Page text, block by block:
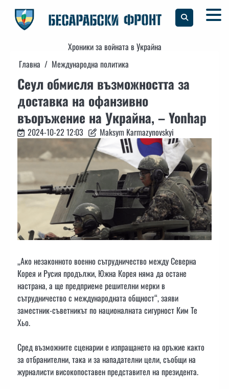
content
Хроники за войната в Украйна
Главна
Международна политика
Сеул обмисля възможността за
доставка на офанзивно
въоръжение на Украйна, – Yonhap
2024-10-22 12:03 Maksym Karmazynovskyi
„Ако незаконното военно сътрудничество между Северна
Корея и Русия продължи, Южна Корея няма да остане
настрана, а ще предприеме решителни мерки в
сътрудничество с международната общност“, заяви
заместник-съветникът по националната сигурност Ким Те
Хьо.
Сред възможните сценарии е изпращането на оръжие както
за отбранителни, така и за нападателни цели, съобщи на
журналисти високопоставен представител на президента.